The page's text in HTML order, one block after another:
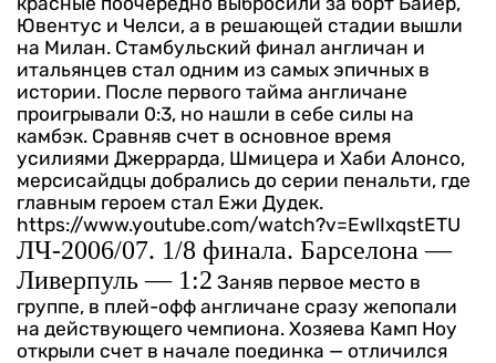
Ювентус и Челси, а в решающей стадии вышли
на Милан. Стамбульский финал англичан и
итальянцев стал одним из самых эпичных в
истории. После первого тайма англичане
проигрывали 0:3, но нашли в себе силы на
камбэк. Сравняв счет в основное время
усилиями Джеррарда, Шмицера и Хаби Алонсо,
мерсисайдцы добрались до серии пенальти, где
главным героем стал Ежи Дудек.
https://www.youtube.com/watch?v=EwlIxqstETU
ЛЧ-2006/07. 1/8 финала. Барселона —
Ливерпуль — 1:2 Заняв первое место в
группе, в плей-офф англичане сразу жепопали
на действующего чемпиона. Хозяева Камп Ноу
открыли счет в начале поединка — отличился